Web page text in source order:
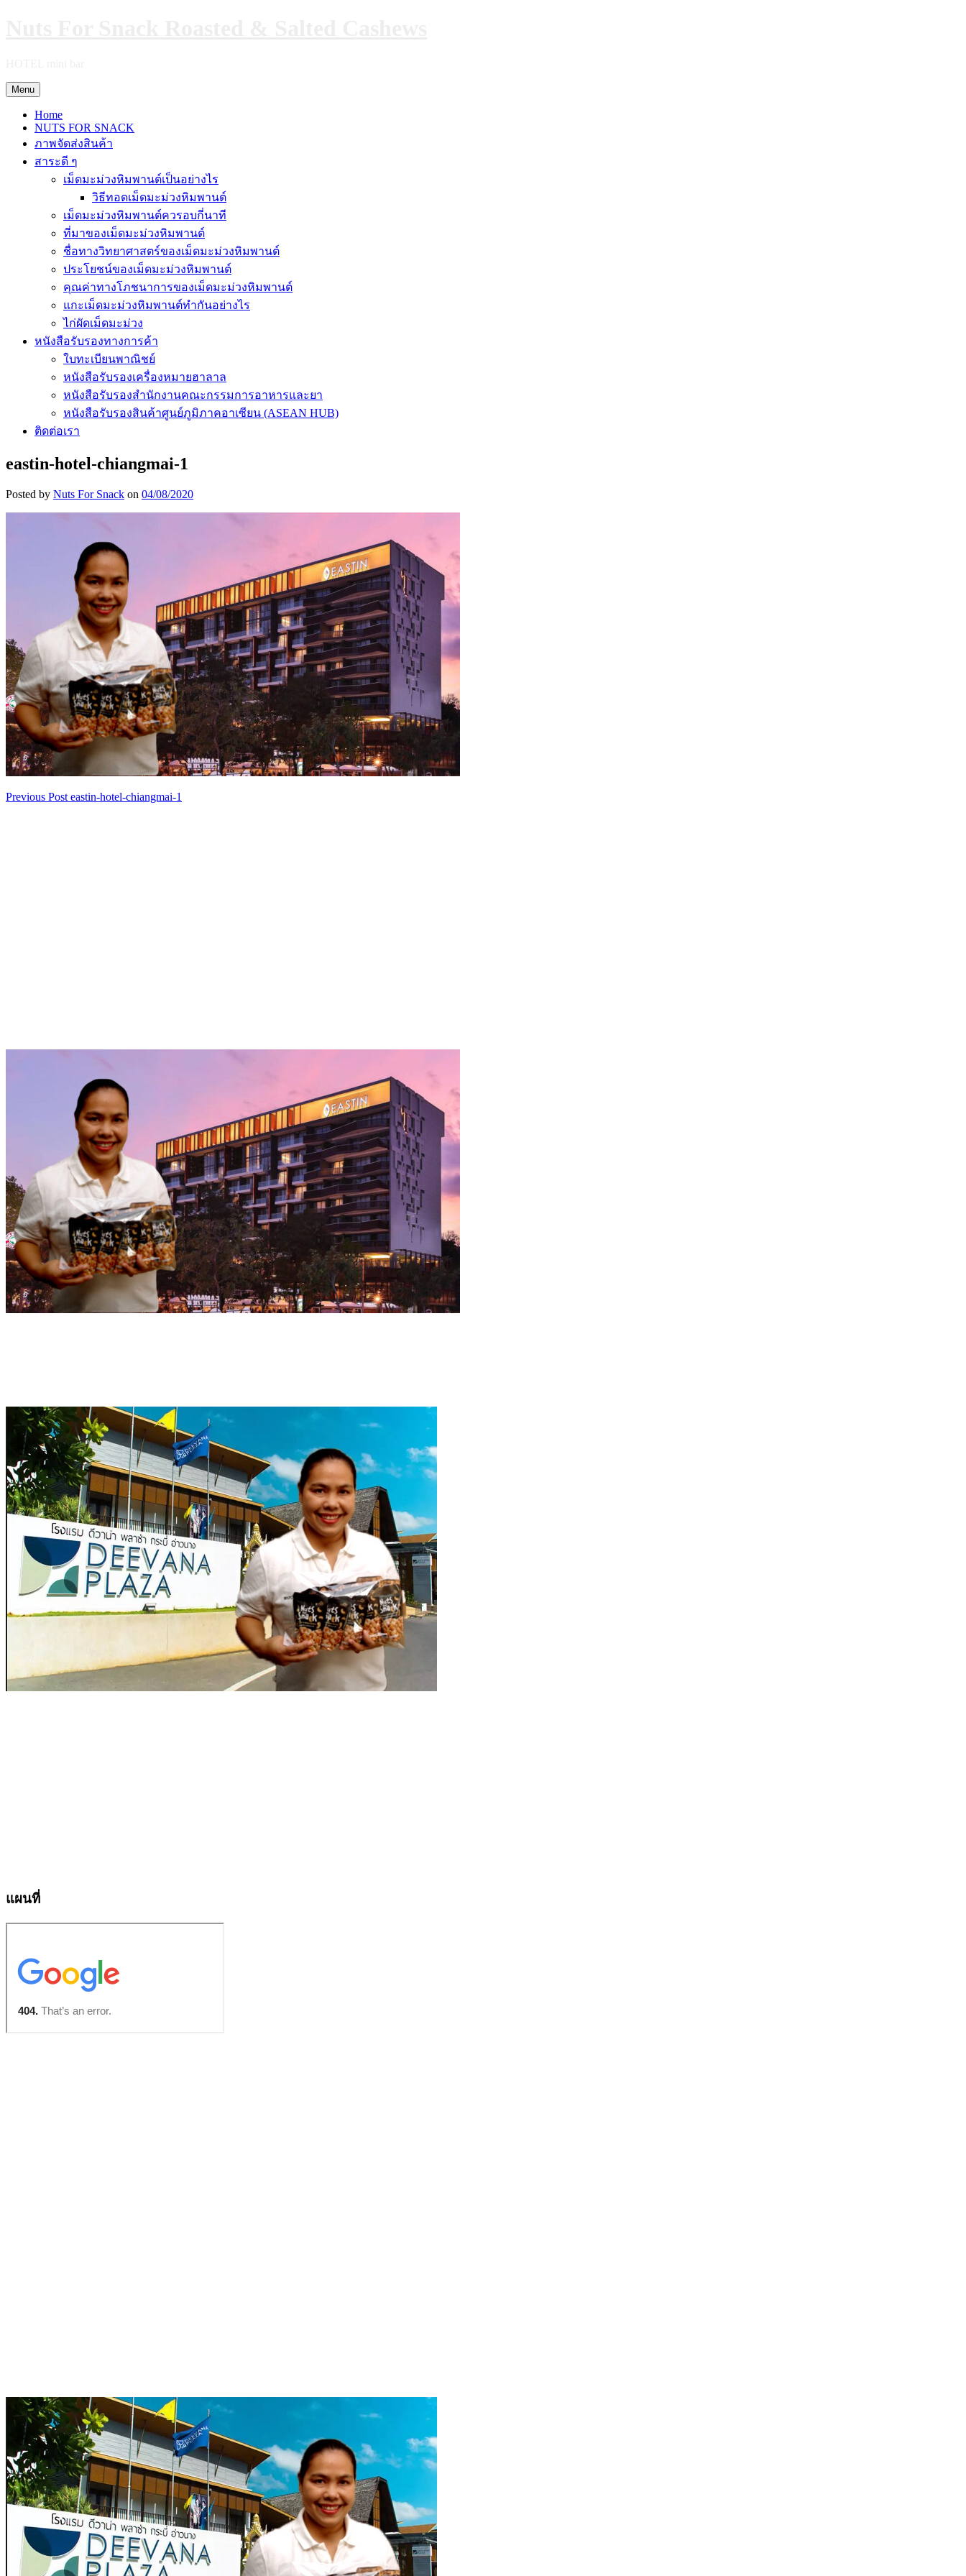
Menu
Home
NUTS FOR SNACK
ภาพจัดส่งสินค้า
สาระดี ๆ
เม็ดมะม่วงหิมพานต์เป็นอย่างไร
วิธีทอดเม็ดมะม่วงหิมพานต์
เม็ดมะม่วงหิมพานต์ควรอบกี่นาที
ที่มาของเม็ดมะม่วงหิมพานต์
ชื่อทางวิทยาศาสตร์ของเม็ดมะม่วงหิมพานต์
ประโยชน์ของเม็ดมะม่วงหิมพานต์
คุณค่าทางโภชนาการของเม็ดมะม่วงหิมพานต์
แกะเม็ดมะม่วงหิมพานต์ทำกันอย่างไร
ไก่ผัดเม็ดมะม่วง
หนังสือรับรองทางการค้า
ใบทะเบียนพาณิชย์
หนังสือรับรองเครื่องหมายฮาลาล
หนังสือรับรองสำนักงานคณะกรรมการอาหารและยา
หนังสือรับรองสินค้าศูนย์ภูมิภาคอาเซียน (ASEAN HUB)
ติดต่อเรา
eastin-hotel-chiangmai-1
Posted by Nuts For Snack on 04/08/2020
เมนู
Previous Post eastin-hotel-chiangmai-1
แผนที่